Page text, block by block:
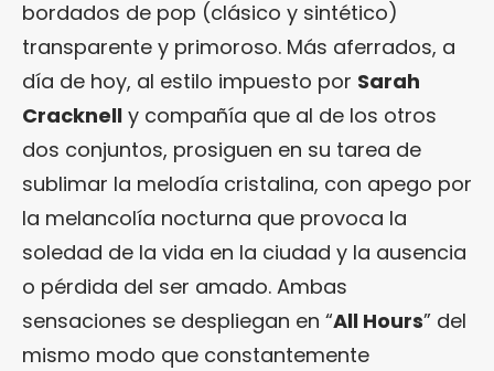
bordados de pop (clásico y sintético)
transparente y primoroso. Más aferrados, a
día de hoy, al estilo impuesto por Sarah
Cracknell y compañía que al de los otros
dos conjuntos, prosiguen en su tarea de
sublimar la melodía cristalina, con apego por
la melancolía nocturna que provoca la
soledad de la vida en la ciudad y la ausencia
o pérdida del ser amado. Ambas
sensaciones se despliegan en “All Hours” del
mismo modo que constantemente